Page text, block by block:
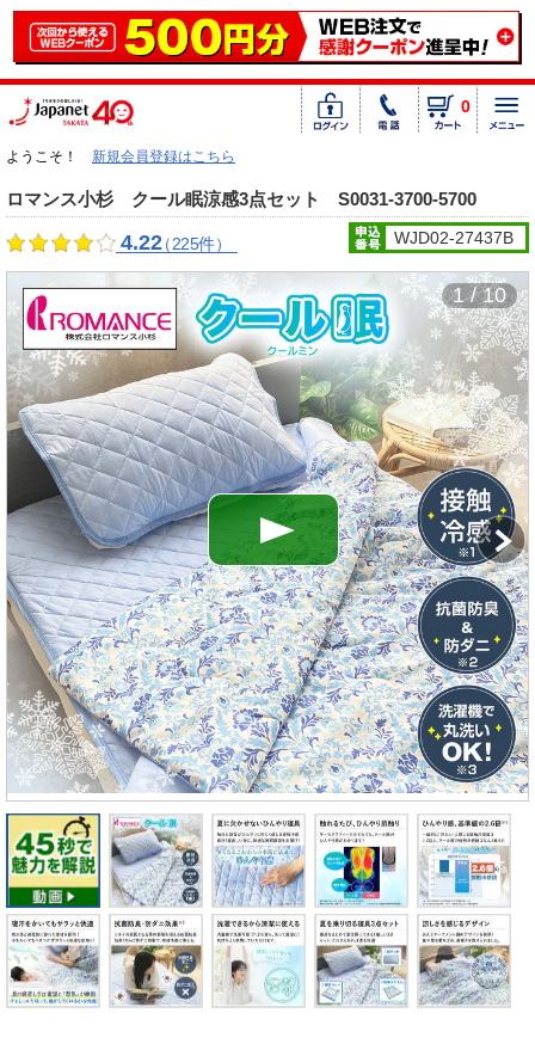
0
ようこそ！ 新規会員登録はこちら
ロマンス小杉 クール眠涼感3点セット S0031-3700-5700
4.22（225件） WJD02-27437B
1 / 10